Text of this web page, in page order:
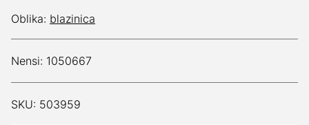
Oblika: blazinica
Nensi: 1050667
SKU: 503959